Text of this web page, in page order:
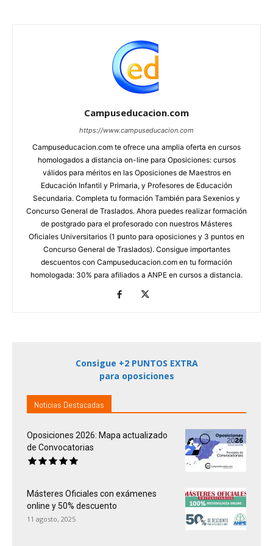
Campuseducacion.com
https://www.campuseducacion.com
Campuseducacion.com te ofrece una amplia oferta en cursos
homologados a distancia on-line para Oposiciones: cursos
válidos para méritos en las Oposiciones de Maestros en
Educación Infantil y Primaria, y Profesores de Educación
Secundaria. Completa tu formación También para Sexenios y
Concurso General de Traslados. Ahora puedes realizar formación
de postgrado para el profesorado con nuestros Másteres
Oficiales Universitarios (1 punto para oposiciones y 3 puntos en
Concurso General de Traslados). Consigue importantes
descuentos con Campuseducacion.com en tu formación
homologada: 30% para afiliados a ANPE en cursos a distancia.
Consigue +2 PUNTOS EXTRA
para oposiciones
Noticias Destacadas
Oposiciones 2026: Mapa actualizado
de Convocatorias
Másteres Oficiales con exámenes
online y 50% descuento
11 agosto, 2025